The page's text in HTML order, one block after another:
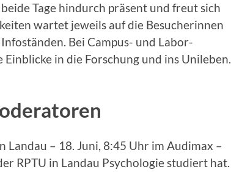
Tage hindurch präsent und freut sich
wartet jeweils auf die Besucherinnen
Bei Campus- und Labor-
in die Forschung und ins Unileben.
Landau – 18. Juni, 8:45 Uhr im Audimax –
RPTU in Landau Psychologie studiert hat.